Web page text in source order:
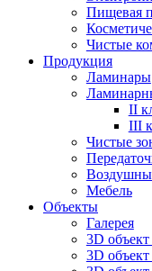
Пищевая
Чистые
Продукция
Ламинары
II
III
Чистые
Мебель
Объекты
Галерея
3D объект
3D